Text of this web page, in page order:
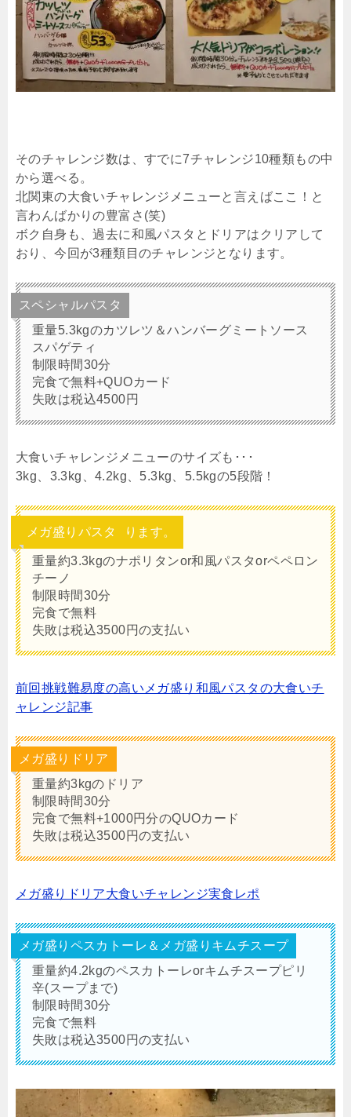
そのチャレンジ数は、すでに7チャレンジ10種類もの中
から選べる。
北関東の大食いチャレンジメニューと言えばここ！と
言わんばかりの豊富さ(笑)
ボク自身も、過去に和風パスタとドリアはクリアして
おり、今回が3種類目のチャレンジとなります。
スペシャルパスタ
重量5.3kgのカツレツ＆ハンバーグミートソース
スパゲティ
制限時間30分
完食で無料+QUOカード
失敗は税込4500円
大食いチャレンジメニューのサイズも･･･
3kg、3.3kg、4.2kg、5.3kg、5.5kgの5段階！
メガ盛りパスタ ります。
重量約3.3kgのナポリタンor和風パスタorペペロン
チーノ
制限時間30分
完食で無料
失敗は税込3500円の支払い
前回挑戦難易度の高いメガ盛り和風パスタの大食いチ
ャレンジ記事
メガ盛りドリア
重量約3kgのドリア
制限時間30分
完食で無料+1000円分のQUOカード
失敗は税込3500円の支払い
メガ盛りドリア大食いチャレンジ実食レポ
メガ盛りペスカトーレ＆メガ盛りキムチスープ
重量約4.2kgのペスカトーレorキムチスープピリ
辛(スープまで)
制限時間30分
完食で無料
失敗は税込3500円の支払い